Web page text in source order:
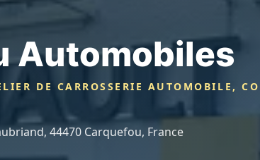
Automobiles
DE CARROSSERIE AUTOMOBILE,
44470 Carquefou, France